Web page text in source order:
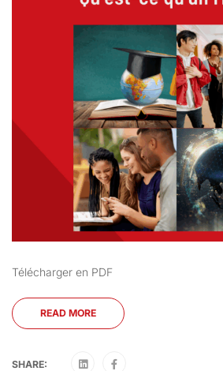
Télécharger en PDF
READ MORE
SHARE: